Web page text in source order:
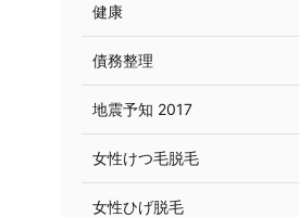
健康
債務整理
地震予知 2017
女性けつ毛脱毛
女性ひげ脱毛